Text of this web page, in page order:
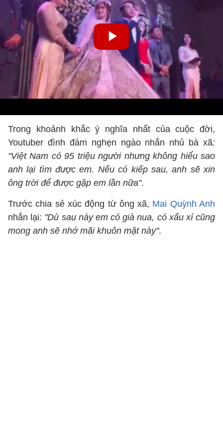
Trong khoảnh khắc ý nghĩa nhất của cuộc đời,
Youtuber đình đám nghẹn ngào nhắn nhủ bà xã:
"Việt Nam có 95 triệu người nhưng không hiểu sao
anh lại tìm được em. Nếu có kiếp sau, anh sẽ xin
ông trời để được gặp em lần nữa".
Trước chia sẻ xúc động từ ông xã, Mai Quỳnh Anh
nhắn lại: "Dù sau này em có già nua, có xấu xí cũng
mong anh sẽ nhớ mãi khuôn mặt này".